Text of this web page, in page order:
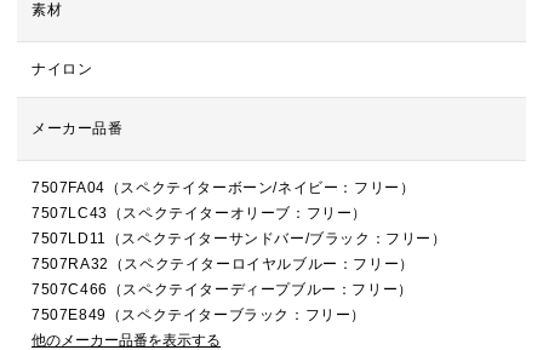
素材
ナイロン
メーカー品番
7507FA04（スペクテイターボーン/ネイビー：フリー）
7507LC43（スペクテイターオリーブ：フリー）
7507LD11（スペクテイターサンドバー/ブラック：フリー）
7507RA32（スペクテイターロイヤルブルー：フリー）
7507C466（スペクテイターディープブルー：フリー）
7507E849（スペクテイターブラック：フリー）
他のメーカー品番を表示する